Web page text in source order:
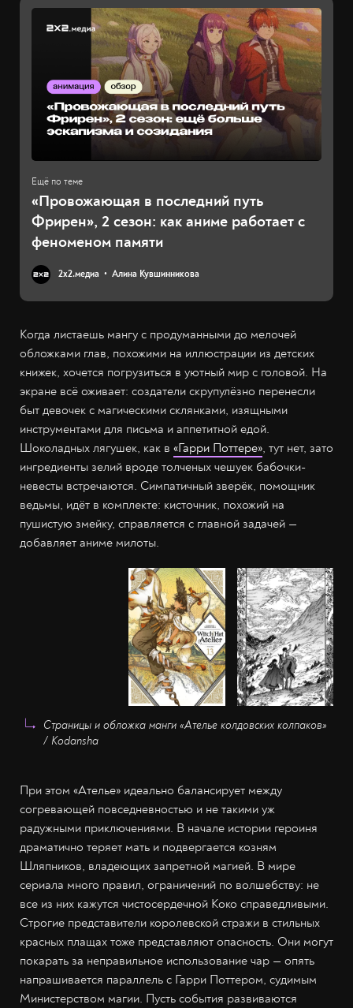
«Провожающая в последний путь
Фрирен», 2 сезон: как аниме работает с
феноменом памяти
2х2.медиа Алина Кувшинникова
Когда листаешь мангу с продуманными до мелочей
обложками глав, похожими на иллюстрации из детских
книжек, хочется погрузиться в уютный мир с головой. На
экране всё оживает: создатели скрупулёзно перенесли
быт девочек с магическими склянками, изящными
инструментами для письма и аппетитной едой.
Шоколадных лягушек, как в «Гарри Поттере», тут нет, зато
ингредиенты зелий вроде толченых чешуек бабочки-
невесты встречаются. Симпатичный зверёк, помощник
ведьмы, идёт в комплекте: кисточник, похожий на
пушистую змейку, справляется с главной задачей —
добавляет аниме милоты.
Cтраницы и обложка манги «Ателье колдовских колпаков»
/ Kodansha
При этом «Ателье» идеально балансирует между
согревающей повседневностью и не такими уж
радужными приключениями. В начале истории героиня
драматично теряет мать и подвергается козням
Шляпников, владеющих запретной магией. В мире
сериала много правил, ограничений по волшебству: не
все из них кажутся чистосердечной Коко справедливыми.
Строгие представители королевской стражи в стильных
красных плащах тоже представляют опасность. Они могут
покарать за неправильное использование чар — опять
напрашивается параллель с Гарри Поттером, судимым
Министерством магии. Пусть события развиваются